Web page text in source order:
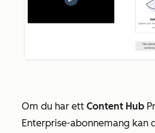
Om du har ett Content Hub
Enterprise-abonnemang kan